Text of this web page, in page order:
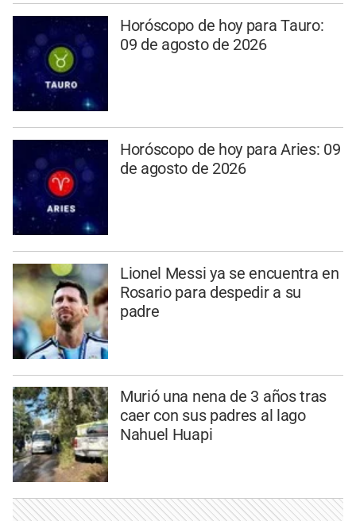
Horóscopo de hoy para Tauro:
09 de agosto de 2026
Horóscopo de hoy para Aries: 09
de agosto de 2026
Lionel Messi ya se encuentra en
Rosario para despedir a su
padre
Murió una nena de 3 años tras
caer con sus padres al lago
Nahuel Huapi